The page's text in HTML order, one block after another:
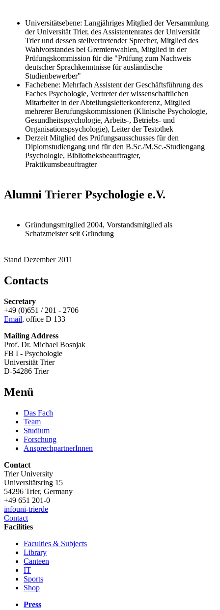
Universitätsebene: Langjähriges Mitglied der Versammlung
der Universität Trier, des Assistentenrates der Universität
Trier und dessen stellvertretender Sprecher, Mitglied des
Wahlvorstandes bei Gremienwahlen, Mitglied in der
Prüfungskommission für die "Prüfung zum Nachweis
deutscher Sprachkenntnisse für ausländische
Studienbewerber"
Fachebene: Mehrfach Assistent der Geschäftsführung des
Faches Psychologie, Vertreter der wissenschaftlichen
Mitarbeiter in der Abteilungsleiterkonferenz, Mitglied
mehrerer Berufungskommissionen (Klinische Psychologie,
Gesundheitspsychologie, Arbeits-, Betriebs- und
Organisationspsychologie), Leiter der Testothek
Derzeit Mitglied des Prüfungsausschusses für den
Diplomstudiengang und für den B.Sc./M.Sc.-Studiengang
Psychologie, Bibliotheksbeauftragter,
Praktikumsbeauftragter
Alumni Trierer Psychologie e.V.
Gründungsmitglied 2004, Vorstandsmitglied als
Schatzmeister seit Gründung
Stand Dezember 2011
Contacts
Secretary
+49 (0)651 / 201 - 2706
Email, office D 133
Mailing Address
Prof. Dr. Michael Bosnjak
FB I - Psychologie
Universität Trier
D-54286 Trier
Menü
Das Fach
Team
Studium
Forschung
AnsprechpartnerInnen
Contact
Trier University
Universitätsring 15
54296 Trier, Germany
+49 651 201-0
infouni-trierde
Contact
Facilities
Faculties & Subjects
Library
Canteen
IT
Sports
Shop
Press